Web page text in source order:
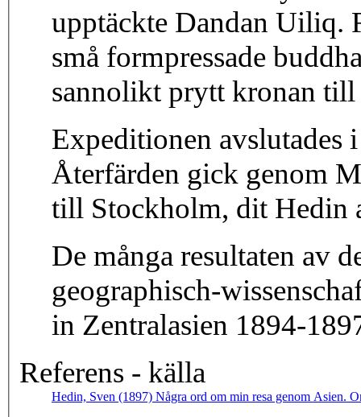
upptäckte Dandan Uiliq.
små formpressade
sannolikt prytt kronan till
Expeditionen avslutades
Återfärden gick genom
till Stockholm, dit Hedin
De många resultaten av
geographisch-
in Zentralasien 1894-
Referens - källa
Hedin, Sven (1897) Några ord om min resa genom Asien.